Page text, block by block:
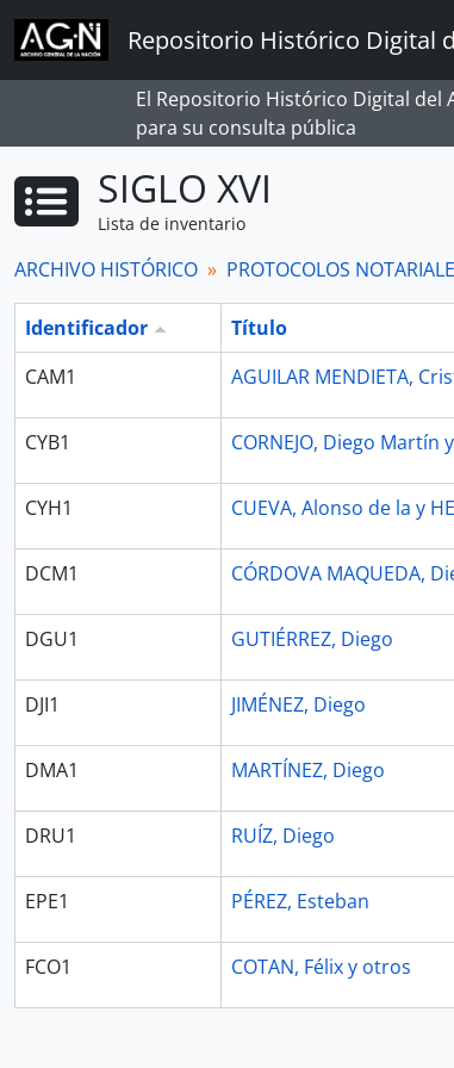
Skip to main content
Repositorio Histórico Digital
El Repositorio Histórico Digital del
para su consulta pública
SIGLO XVI
Lista de inventario
ARCHIVO HISTÓRICO PROTOCOLOS
Identificador Título
CAM1
AGUILAR MENDIETA,
CYB1 CORNEJO, Diego Martín
CYH1 CUEVA, Alonso de la y
DCM1 CÓRDOVA MAQUEDA,
DGU1 GUTIÉRREZ, Diego
DJI1 JIMÉNEZ, Diego
DMA1 MARTÍNEZ, Diego
DRU1 RUÍZ, Diego
EPE1 PÉREZ, Esteban
FCO1 COTAN, Félix y otros